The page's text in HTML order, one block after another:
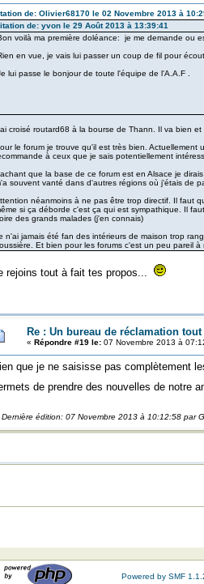
de: Olivier68170 le 02 Novembre 2013 à
de: yvon le 29 Août 2013 à 13:39:41
voilà ma première doléance: je me demande ou
en vue, je vais lui passer un coup de fil pour
lui passe le bonjour de toute l'équipe de l'A.A.F .
croisé routard68 à la bourse de Thann. Il va bien
le forum je trouve qu'il est très bien.
à ceux que je sais potentiellement
que la base de ce forum est en Alsace je
souvent vanté dans d'autres régions où j'étais de
néanmoins à ne pas être trop directif. Il faut
si ça déborde c'est ça qui est sympathique. Il
des grands malades (j'en connais)
n'ai jamais été fan des intérieurs de maison trop
Et bien pour les forums c'est un peu pareil
rejoins tout à fait tes propos...
Re : Un bureau de réclamation
« Répondre #19 le:07 Novembre 2013 à
que je ne saisisse pas complètement
de prendre des nouvelles de notre
Dernière édition: 07 Novembre 2013 à 10:12:58 par
Powered by SMF